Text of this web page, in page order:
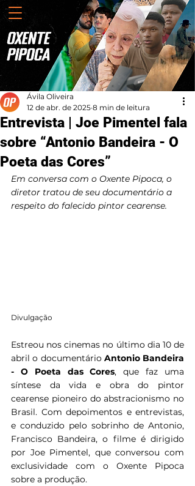
Entrevista | Joe Pimentel fala
sobre “Antonio Bandeira - O
Poeta das Cores”
Ávila Oliveira
12 de abr. de 2025 8 min de leitura
Em conversa com o Oxente Pipoca, o
diretor tratou de seu documentário a
respeito do falecido pintor cearense.
Divulgação
Estreou nos cinemas no último dia 10 de
abril o documentário Antonio Bandeira
- O Poeta das Cores, que faz uma
síntese da vida e obra do pintor
cearense pioneiro do abstracionismo no
Brasil. Com depoimentos e entrevistas,
e conduzido pelo sobrinho de Antonio,
Francisco Bandeira, o filme é dirigido
por Joe Pimentel, que conversou com
exclusividade com o Oxente Pipoca
sobre a produção.